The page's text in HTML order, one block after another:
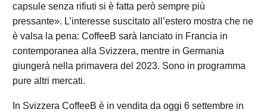
capsule senza rifiuti si è fatta però sempre più
pressante». L’interesse suscitato all’estero mostra che ne
è valsa la pena: CoffeeB sarà lanciato in Francia in
contemporanea alla Svizzera, mentre in Germania
giungerà nella primavera del 2023. Sono in programma
pure altri mercati.
In Svizzera CoffeeB è in vendita da oggi 6 settembre in